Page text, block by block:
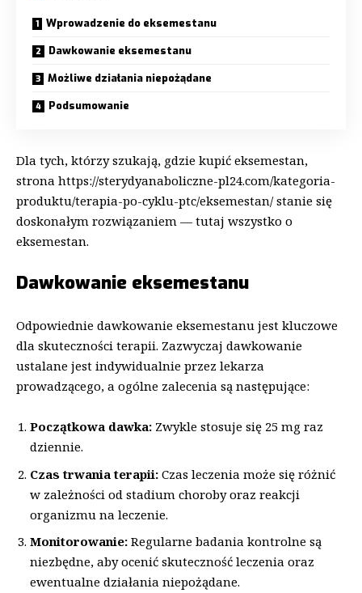
Wprowadzenie do eksemestanu
Dawkowanie eksemestanu
Możliwe działania niepożądane
Podsumowanie
Dla tych, którzy szukają, gdzie kupić eksemestan,
strona https://sterydyanaboliczne-pl24.com/kategoria-
produktu/terapia-po-cyklu-ptc/eksemestan/stanie się
doskonałym rozwiązaniem — tutaj wszystko o
eksemestan.
Dawkowanie eksemestanu
Odpowiednie dawkowanie eksemestanu jest kluczowe
dla skuteczności terapii. Zazwyczaj dawkowanie
ustalane jest indywidualnie przez lekarza
prowadzącego, a ogólne zalecenia są następujące:
Początkowa dawka: Zwykle stosuje się 25 mg raz
dziennie.
Czas trwania terapii: Czas leczenia może się różnić
w zależności od stadium choroby oraz reakcji
organizmu na leczenie.
Monitorowanie: Regularne badania kontrolne są
niezbędne, aby ocenić skuteczność leczenia oraz
ewentualne działania niepożądane.